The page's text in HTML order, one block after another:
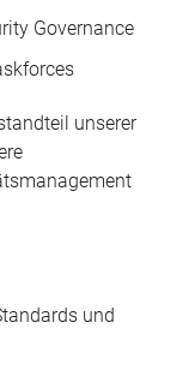
Governance
unserer
und